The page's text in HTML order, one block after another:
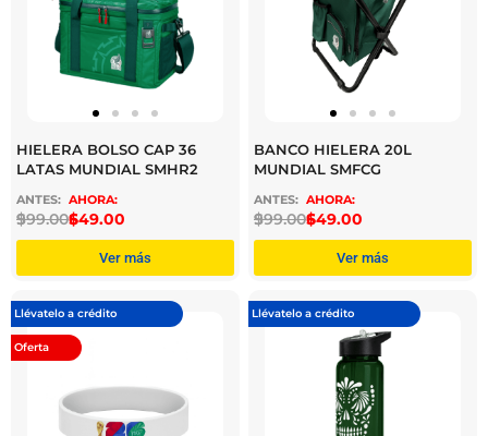
HIELERA BOLSO CAP 36
LATAS MUNDIAL SMHR2
$
999.00$
649.00
Ver más
BANCO HIELERA 20L
MUNDIAL SMFCG
$
999.00$
649.00
Ver más
Llévatelo a crédito
Oferta
Llévatelo a crédito